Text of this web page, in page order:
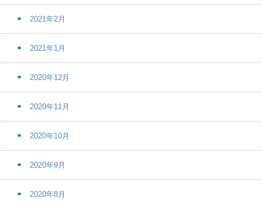
2021年2月
2021年1月
2020年12月
2020年11月
2020年10月
2020年9月
2020年8月